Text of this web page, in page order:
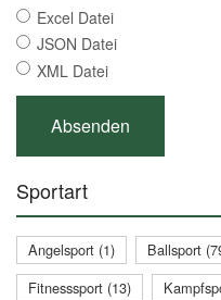
Excel Datei
JSON Datei
XML Datei
Sportart
Angelsport (1) Ballsport
Fitnesssport (13)